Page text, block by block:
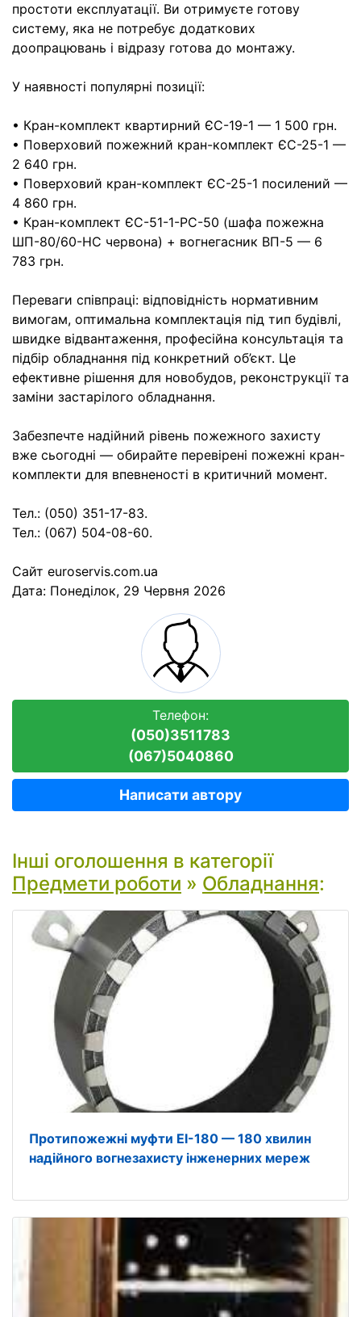
простоти експлуатації. Ви отримуєте готову
систему, яка не потребує додаткових
доопрацювань і відразу готова до монтажу.
У наявності популярні позиції:
• Кран-комплект квартирний ЄС-19-1 — 1 500 грн.
• Поверховий пожежний кран-комплект ЄС-25-1 —
2 640 грн.
• Поверховий кран-комплект ЄС-25-1 посилений —
4 860 грн.
• Кран-комплект ЄС-51-1-РС-50 (шафа пожежна
ШП-80/60-НС червона) + вогнегасник ВП-5 — 6
783 грн.
Переваги співпраці: відповідність нормативним
вимогам, оптимальна комплектація під тип будівлі,
швидке відвантаження, професійна консультація та
підбір обладнання під конкретний об’єкт. Це
ефективне рішення для новобудов, реконструкції та
заміни застарілого обладнання.
Забезпечте надійний рівень пожежного захисту
вже сьогодні — обирайте перевірені пожежні кран-
комплекти для впевненості в критичний момент.
Тел.: (050) 351-17-83.
Тел.: (067) 504-08-60.
Cайт euroservis.com.ua
Дата: Понеділок, 29 Червня 2026
Телефон:
(050)3511783
(067)5040860
Написати автору
Інші оголошення в категорії
Предмети роботи » Обладнання:
Протипожежні муфти EI-180 — 180 хвилин
надійного вогнезахисту інженерних мереж